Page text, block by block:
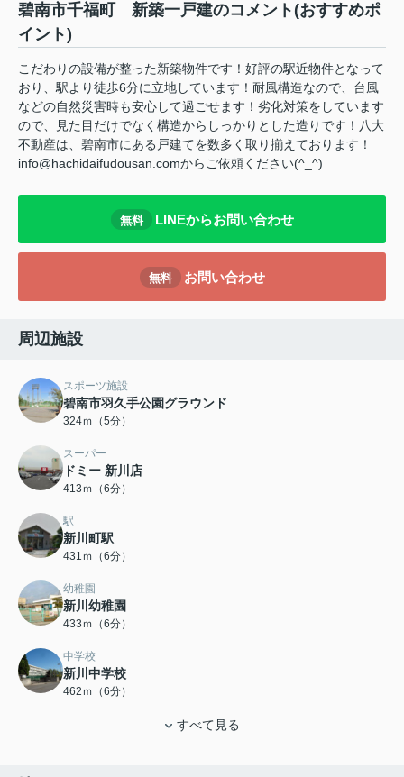
碧南市千福町 新築一戸建のコメント(おすすめポ
イント)
こだわりの設備が整った新築物件です！好評の駅近物件となって
おり、駅より徒歩6分に立地しています！耐風構造なので、台風
などの自然災害時も安心して過ごせます！劣化対策をしています
ので、見た目だけでなく構造からしっかりとした造りです！八大
不動産は、碧南市にある戸建てを数多く取り揃えております！
info@hachidaifudousan.comからご依頼ください(^_^)
無料 LINEからお問い合わせ
無料 お問い合わせ
周辺施設
スポーツ施設
碧南市羽久手公園グラウンド
324ｍ（5分）
スーパー
ドミー 新川店
413ｍ（6分）
駅
新川町駅
431ｍ（6分）
幼稚園
新川幼稚園
433ｍ（6分）
中学校
新川中学校
462ｍ（6分）
すべて見る